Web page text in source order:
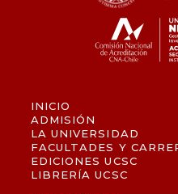
INICIO
ADMISIÓN
LA UNIVERSIDAD
FACULTADES Y
EDICIONES UCSC
LIBRERÍA UCSC